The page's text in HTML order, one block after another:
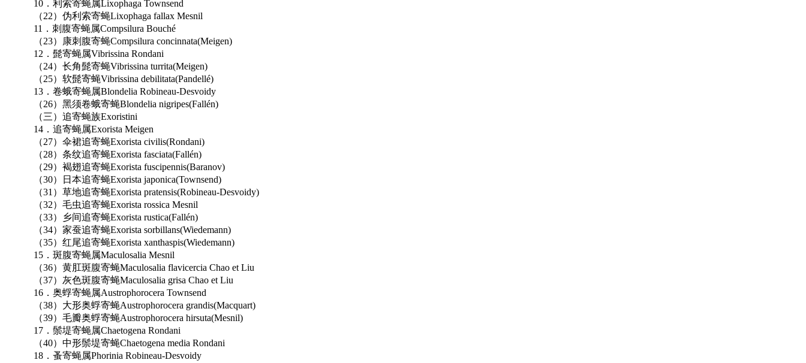
10．利索寄蝇属Lixophaga Townsend
（22）伪利索寄蝇Lixophaga fallax Mesnil
11．刺腹寄蝇属Compsilura Bouché
（23）康刺腹寄蝇Compsilura concinnata(Meigen)
12．髭寄蝇属Vibrissina Rondani
（24）长角髭寄蝇Vibrissina turrita(Meigen)
（25）软髭寄蝇Vibrissina debilitata(Pandellé)
13．卷蛾寄蝇属Blondelia Robineau-Desvoidy
（26）黑须卷蛾寄蝇Blondelia nigripes(Fallén)
（三）追寄蝇族Exoristini
14．追寄蝇属Exorista Meigen
（27）伞裙追寄蝇Exorista civilis(Rondani)
（28）条纹追寄蝇Exorista fasciata(Fallén)
（29）褐翅追寄蝇Exorista fuscipennis(Baranov)
（30）日本追寄蝇Exorista japonica(Townsend)
（31）草地追寄蝇Exorista pratensis(Robineau-Desvoidy)
（32）毛虫追寄蝇Exorista rossica Mesnil
（33）乡间追寄蝇Exorista rustica(Fallén)
（34）家蚕追寄蝇Exorista sorbillans(Wiedemann)
（35）红尾追寄蝇Exorista xanthaspis(Wiedemann)
15．斑腹寄蝇属Maculosalia Mesnil
（36）黄肛斑腹寄蝇Maculosalia flavicercia Chao et Liu
（37）灰色斑腹寄蝇Maculosalia grisa Chao et Liu
16．奥蜉寄蝇属Austrophorocera Townsend
（38）大形奥蜉寄蝇Austrophorocera grandis(Macquart)
（39）毛瓣奥蜉寄蝇Austrophorocera hirsuta(Mesnil)
17．鬃堤寄蝇属Chaetogena Rondani
（40）中形鬃堤寄蝇Chaetogena media Rondani
18．蚤寄蝇属Phorinia Robineau-Desvoidy